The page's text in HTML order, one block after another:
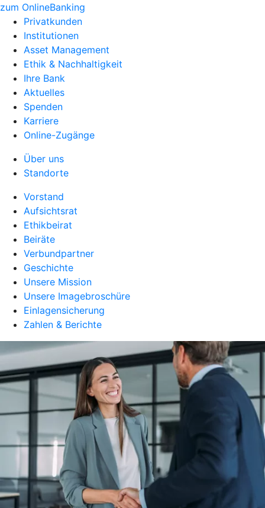
zum OnlineBanking
Privatkunden
Institutionen
Asset Management
Ethik & Nachhaltigkeit
Ihre Bank
Aktuelles
Spenden
Karriere
Online-Zugänge
Über uns
Standorte
Vorstand
Aufsichtsrat
Ethikbeirat
Beiräte
Verbundpartner
Geschichte
Unsere Mission
Unsere Imagebroschüre
Einlagensicherung
Zahlen & Berichte